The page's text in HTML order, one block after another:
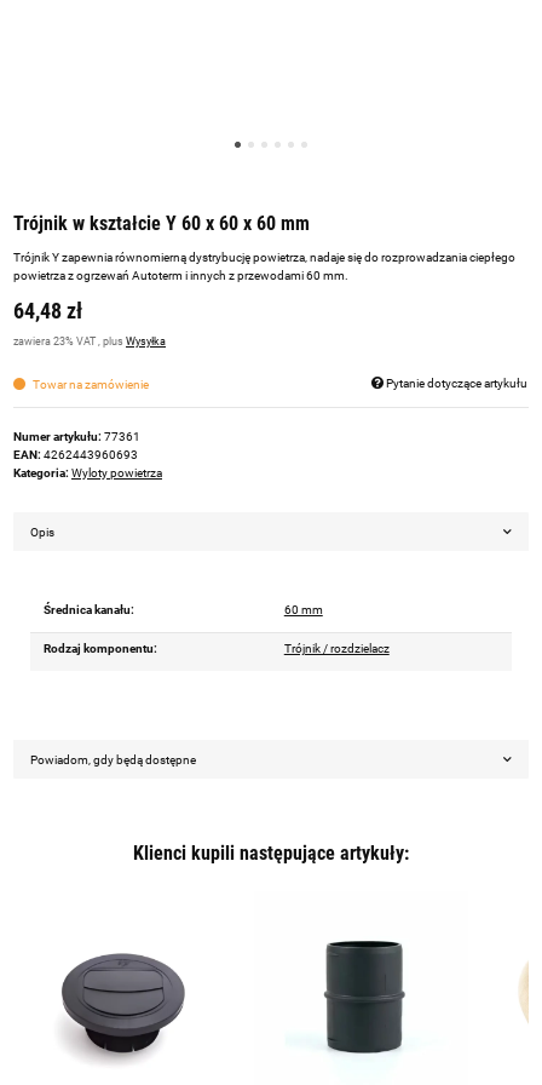
Trójnik w kształcie Y 60 x 60 x 60 mm
Trójnik Y zapewnia równomierną dystrybucję powietrza, nadaje się do rozprowadzania ciepłego
powietrza z ogrzewań Autoterm i innych z przewodami 60 mm.
64,48 zł
zawiera 23% VAT , plus Wysyłka
Towar na zamówienie Pytanie dotyczące artykułu
Numer artykułu: 77361
EAN: 4262443960693
Kategoria: Wyloty powietrza
Opis
Średnica kanału: 60 mm
Rodzaj komponentu: Trójnik / rozdzielacz
Powiadom, gdy będą dostępne
Klienci kupili następujące artykuły: